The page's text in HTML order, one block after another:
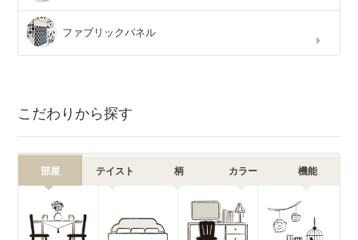
ファブリックパネル
こだわりから探す
部屋 テイスト 柄 カラー 機能